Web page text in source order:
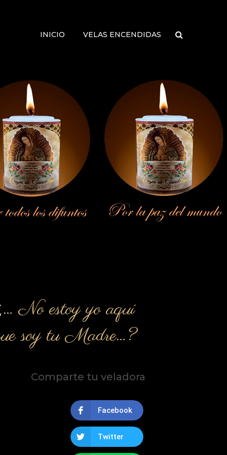
INICIO VELAS ENCENDIDAS
No estoy yo aquí
soy tu Madre…?
Comparte tu veladora
Facebook
Twitter